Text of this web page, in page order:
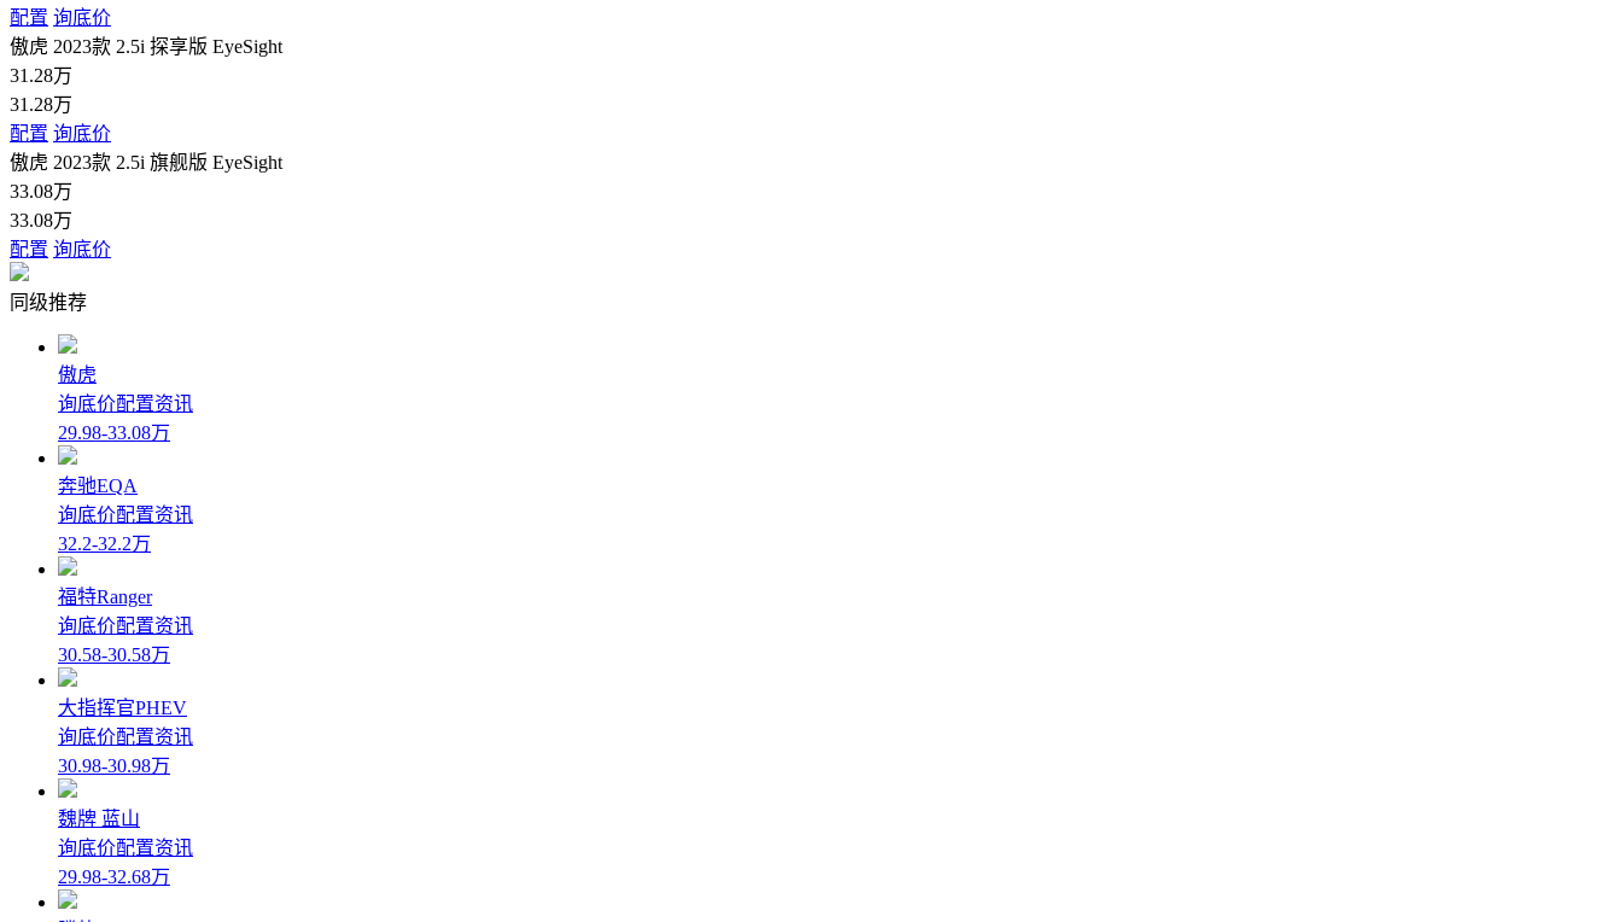
配置 询底价
傲虎 2023款 2.5i 探享版 EyeSight
31.28万
31.28万
配置 询底价
傲虎 2023款 2.5i 旗舰版 EyeSight
33.08万
33.08万
配置 询底价
同级推荐
傲虎
询底价配置资讯
29.98-33.08万
奔驰EQA
询底价配置资讯
32.2-32.2万
福特Ranger
询底价配置资讯
30.58-30.58万
大指挥官PHEV
询底价配置资讯
30.98-30.98万
魏牌 蓝山
询底价配置资讯
29.98-32.68万